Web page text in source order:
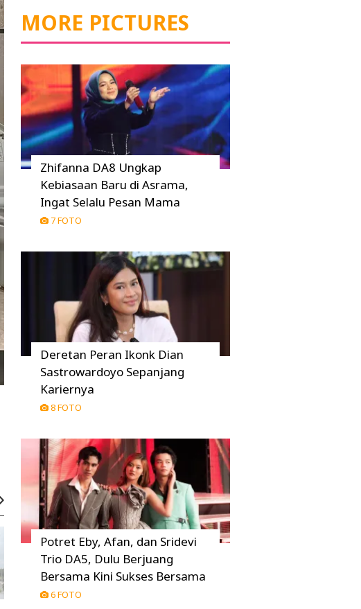
MORE PICTURES
Zhifanna DA8 Ungkap
Kebiasaan Baru di Asrama,
Ingat Selalu Pesan Mama
7 FOTO
Deretan Peran Ikonk Dian
Sastrowardoyo Sepanjang
Kariernya
8 FOTO
Potret Eby, Afan, dan Sridevi
Trio DA5, Dulu Berjuang
Bersama Kini Sukses Bersama
6 FOTO